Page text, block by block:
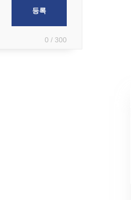
0 / 300